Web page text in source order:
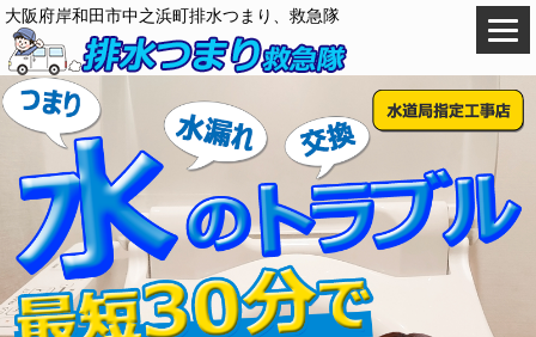
大阪府岸和田市中之浜町排水つまり、救急隊